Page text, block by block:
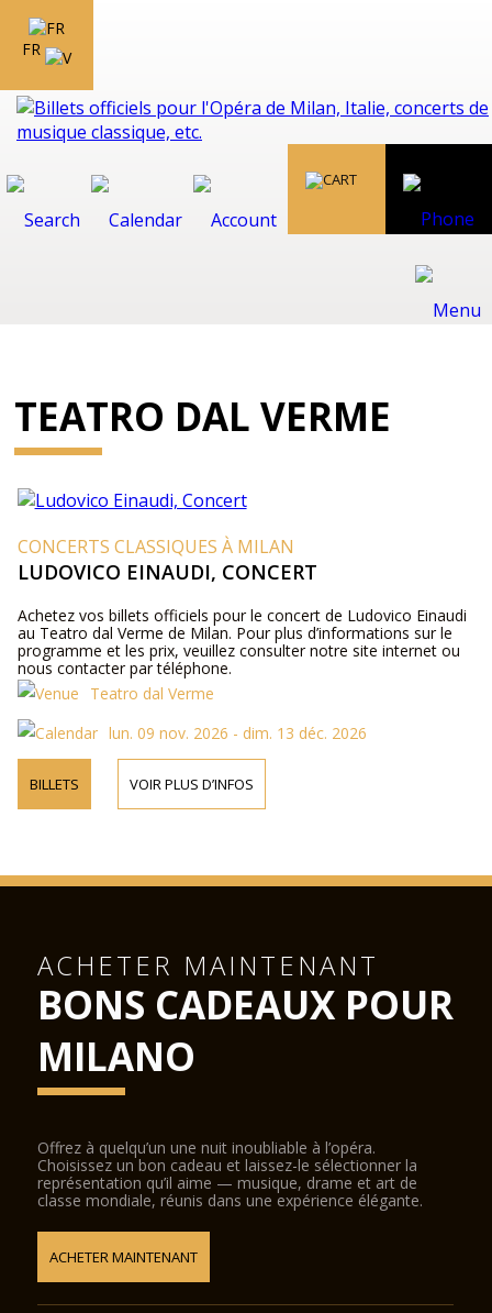
FR
TEATRO DAL VERME
CONCERTS CLASSIQUES À MILAN
LUDOVICO EINAUDI, CONCERT
Achetez vos billets officiels pour le concert de Ludovico Einaudi
au Teatro dal Verme de Milan. Pour plus d’informations sur le
programme et les prix, veuillez consulter notre site internet ou
nous contacter par téléphone.
Teatro dal Verme
lun. 09 nov. 2026 - dim. 13 déc. 2026
BILLETS VOIR PLUS D’INFOS
ACHETER MAINTENANT
BONS CADEAUX POUR
MILANO
Offrez à quelqu’un une nuit inoubliable à l’opéra.
Choisissez un bon cadeau et laissez-le sélectionner la
représentation qu’il aime — musique, drame et art de
classe mondiale, réunis dans une expérience élégante.
ACHETER MAINTENANT